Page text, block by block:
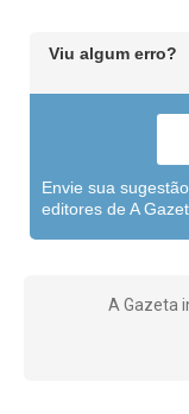
Viu algum erro?
Envie sua
editores de A
A Gazeta